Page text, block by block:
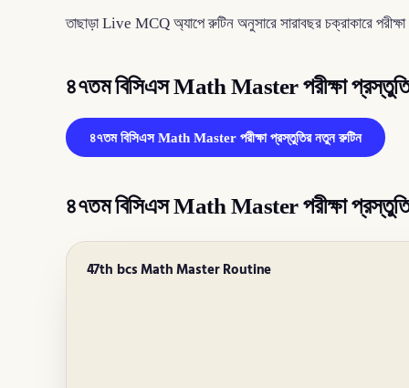
তাছাড়া Live MCQ অ্যাপে রুটিন অনুসারে সারাবছর চক্রাকারে
৪৭তম বিসিএস Math Master পরীক্ষা
৪৭তম বিসিএস Math Master পরীক্ষা প্রস্তুতির নতুন রুটিন
৪৭তম বিসিএস Math Master পরীক্ষা
47th bcs Math Master Routine